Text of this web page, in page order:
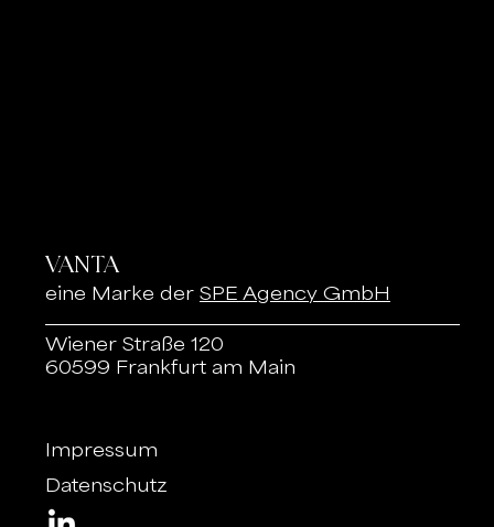
VANTA
eine Marke der SPE Agency GmbH
Wiener Straße 120
60599 Frankfurt am Main
Impressum
Datenschutz